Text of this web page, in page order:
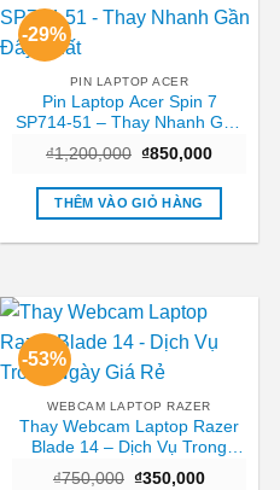
-29%
PIN LAPTOP ACER
Pin Laptop Acer Spin 7
SP714-51 – Thay Nhanh Gần
₫1,200,000 Giá
là:
₫1,200,000.
₫850,000Giá
tại
₫850,000.
THÊM VÀO GIỎ HÀNG
-53%
WEBCAM LAPTOP RAZER
Thay Webcam Laptop Razer
Blade 14 – Dịch Vụ Trong
₫750,000 Giá
₫350,000Giá